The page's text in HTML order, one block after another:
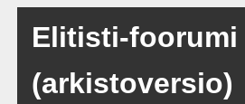
Elitisti-foorumi
(arkistoversio)